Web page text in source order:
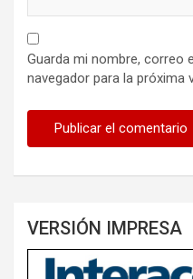
Guarda mi nombre, correo
navegador para la próxima
VERSIÓN IMPRESA